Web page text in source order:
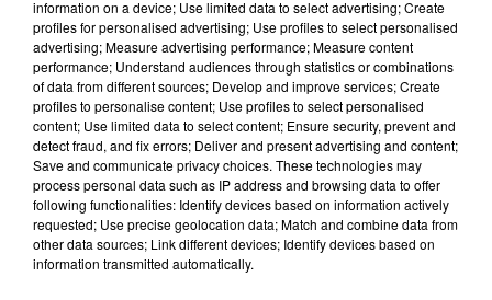
Lecture (4 min 25 sec)
100%
100% Radio les infos du grand Toulouse
information on a device; Use limited data to select advertising; Create
profiles for personalised advertising; Use profiles to select personalised
advertising; Measure advertising performance; Measure content
performance; Understand audiences through statistics or combinations
of data from different sources; Develop and improve services; Create
profiles to personalise content; Use profiles to select personalised
content; Use limited data to select content; Ensure security, prevent and
detect fraud, and fix errors; Deliver and present advertising and content;
Save and communicate privacy choices. These technologies may
process personal data such as IP address and browsing data to offer
following functionalities: Identify devices based on information actively
requested; Use precise geolocation data; Match and combine data from
other data sources; Link different devices; Identify devices based on
information transmitted automatically.